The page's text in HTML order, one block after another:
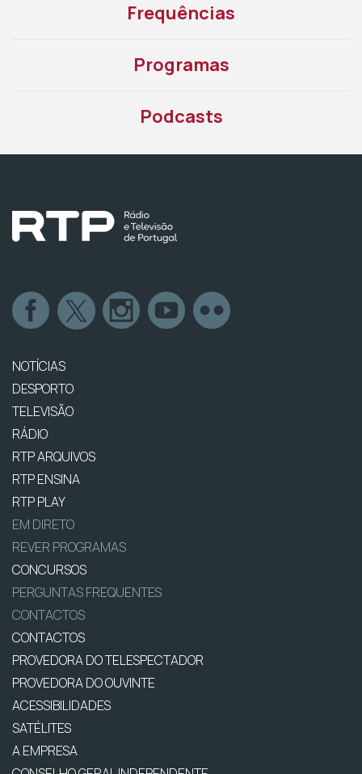
Frequências
Programas
Podcasts
NOTÍCIAS
DESPORTO
TELEVISÃO
RÁDIO
RTP ARQUIVOS
RTP ENSINA
RTP PLAY
EM DIRETO
REVER PROGRAMAS
CONCURSOS
PERGUNTAS FREQUENTES
CONTACTOS
CONTACTOS
PROVEDORA DO TELESPECTADOR
PROVEDORA DO OUVINTE
ACESSIBILIDADES
SATÉLITES
A EMPRESA